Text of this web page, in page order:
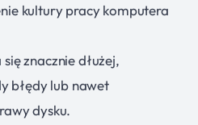
kultury pracy komputera
znacznie dłużej,
błędy lub nawet
dysku.